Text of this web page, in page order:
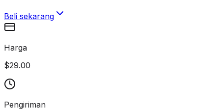
Beli sekarang
Harga
$29.00
Pengiriman